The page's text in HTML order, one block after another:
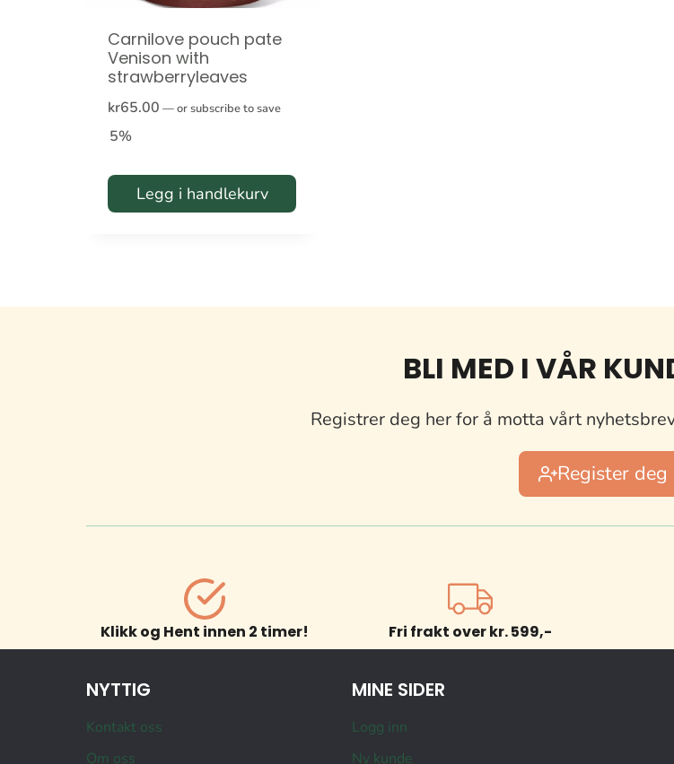
Carnilove pouch pate
Venison with
strawberryleaves
kr65.00 —or subscribe to save
5%
Legg i handlekurv
BLI MED I VÅR
Registrer deg her for å motta vårt
Register deg
Klikk og Hent innen 2 timer! Fri frakt over kr. 599,-
NYTTIG
Kontakt oss
Om oss
MINE SIDER
Logg inn
Ny kunde